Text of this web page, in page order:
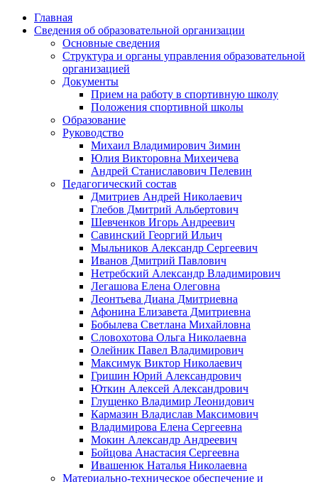
Главная
Сведения об образовательной организации
Основные сведения
Структура и органы управления образовательной
организацией
Документы
Прием на работу в спортивную школу
Положения спортивной школы
Образование
Руководство
Михаил Владимирович Зимин
Юлия Викторовна Михеичева
Андрей Станиславович Пелевин
Педагогический состав
Дмитриев Андрей Николаевич
Глебов Дмитрий Альбертович
Шевченков Игорь Андреевич
Савинский Георгий Ильич
Мыльников Александр Сергеевич
Иванов Дмитрий Павлович
Нетребский Александр Владимирович
Легашова Елена Олеговна
Леонтьева Диана Дмитриевна
Афонина Елизавета Дмитриевна
Бобылева Светлана Михайловна
Словохотова Ольга Николаевна
Олейник Павел Владимирович
Максимук Виктор Николаевич
Гришин Юрий Александрович
Юткин Алексей Александрович
Глущенко Владимир Леонидович
Кармазин Владислав Максимович
Владимирова Елена Сергеевна
Мокин Александр Андреевич
Бойцова Анастасия Сергеевна
Ивашенюк Наталья Николаевна
Материально-техническое обеспечение и